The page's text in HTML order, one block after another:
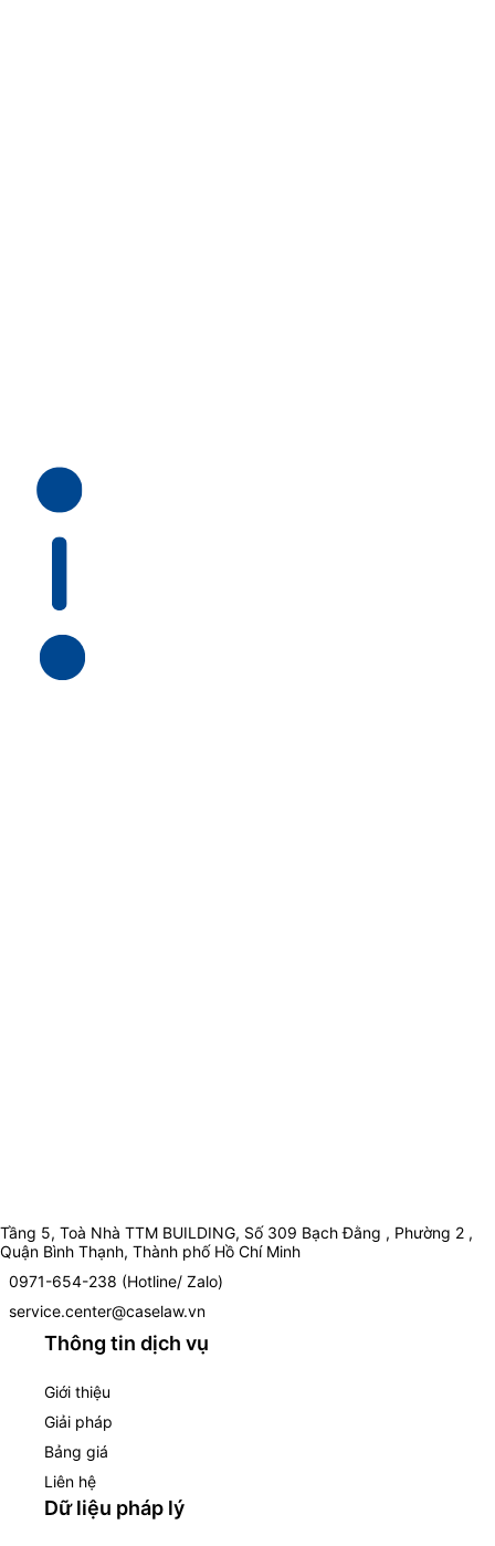
Tầng 5, Toà Nhà TTM BUILDING, Số 309 Bạch Đằng , Phường 2 ,
Quận Bình Thạnh, Thành phố Hồ Chí Minh
0971-654-238 (Hotline/ Zalo)
service.center@caselaw.vn
Thông tin dịch vụ
Giới thiệu
Giải pháp
Bảng giá
Liên hệ
Dữ liệu pháp lý